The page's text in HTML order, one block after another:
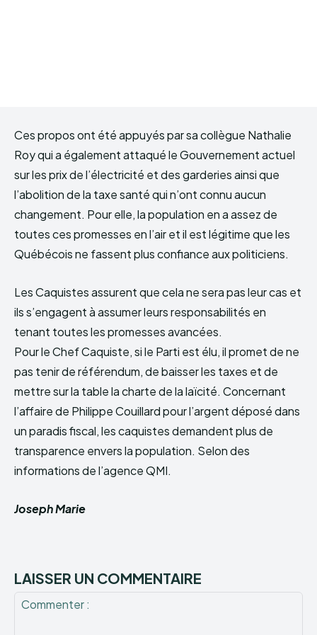
Ces propos ont été appuyés par sa collègue Nathalie
Roy qui a également attaqué le Gouvernement actuel
sur les prix de l’électricité et des garderies ainsi que
l’abolition de la taxe santé qui n’ont connu aucun
changement. Pour elle, la population en a assez de
toutes ces promesses en l’air et il est légitime que les
Québécois ne fassent plus confiance aux politiciens.
Les Caquistes assurent que cela ne sera pas leur cas et
ils s’engagent à assumer leurs responsabilités en
tenant toutes les promesses avancées.
Pour le Chef Caquiste, si le Parti est élu, il promet de ne
pas tenir de référendum, de baisser les taxes et de
mettre sur la table la charte de la laïcité. Concernant
l’affaire de Philippe Couillard pour l’argent déposé dans
un paradis fiscal, les caquistes demandent plus de
transparence envers la population. Selon des
informations de l’agence QMI.
Joseph Marie
LAISSER UN COMMENTAIRE